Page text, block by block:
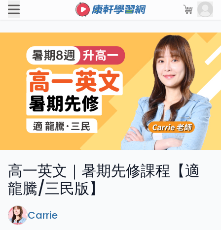
高一英文｜暑期先修課程【適
龍騰/三民版】
Carrie